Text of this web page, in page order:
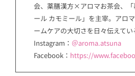
会、薬膳漢方×アロマお茶会、「
ール カモミール」を主宰。アロ
ームケアの大切さを日々伝えてい
Instagram： ＠aroma.atsuna
Facebook： https://